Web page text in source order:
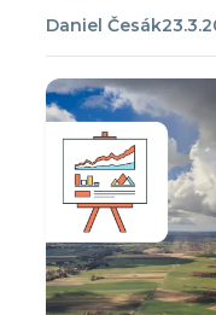
Daniel Česák